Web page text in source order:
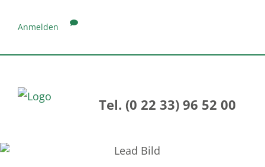
Anmelden
Tel. (0 22 33) 96 52 00